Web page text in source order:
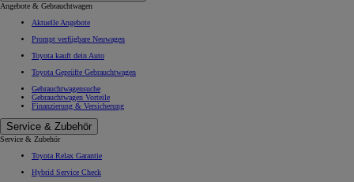
Angebote & Gebrauchtwagen
Aktuelle Angebote
Prompt verfügbare Neuwagen
Toyota kauft dein Auto
Toyota Geprüfte Gebrauchtwagen
Gebrauchtwagensuche
Gebrauchtwagen Vorteile
Finanzierung & Versicherung
Service & Zubehör
Service & Zubehör
Toyota Relax Garantie
Hybrid Service Check